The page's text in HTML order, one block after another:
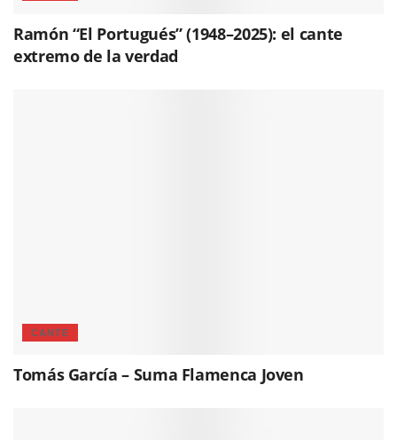
Ramón “El Portugués” (1948–2025): el cante
extremo de la verdad
CANTE
Tomás García – Suma Flamenca Joven